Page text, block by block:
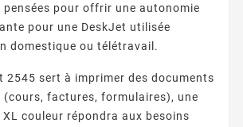
pour offrir une autonomie
pour une DeskJet utilisée
domestique ou télétravail.
2545 sert à imprimer des documents
(cours, factures, formulaires), une
couleur répondra aux besoins